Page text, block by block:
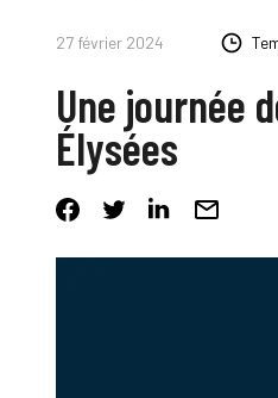
27 février 2024
Une journée
Élysées